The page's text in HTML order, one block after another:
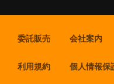
委託販売 会社案内
利用規約 個人情報保